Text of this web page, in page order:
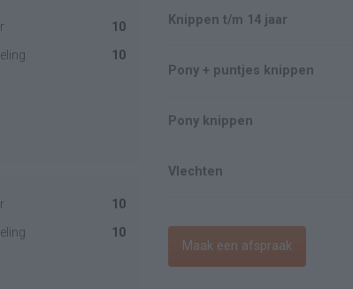
10
10
10
10
Knippen t/m 14 jaar
Pony + puntjes knippen
Pony knippen
Vlechten
Maak een afspraak